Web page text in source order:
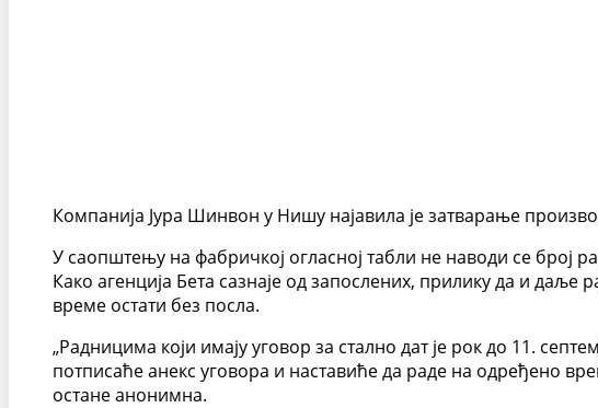
Компанија Јура Шинвон у Нишу најавила је затварање
У саопштењу на фабричкој огласној табли не наводи се број
Како агенција Бета сазнаје од запослених, прилику да и
време остати без посла.
„Радницима који имају уговор за стално дат је рок до 11.
потписаће анекс уговора и наставиће да раде на одређено
остане анонимна.